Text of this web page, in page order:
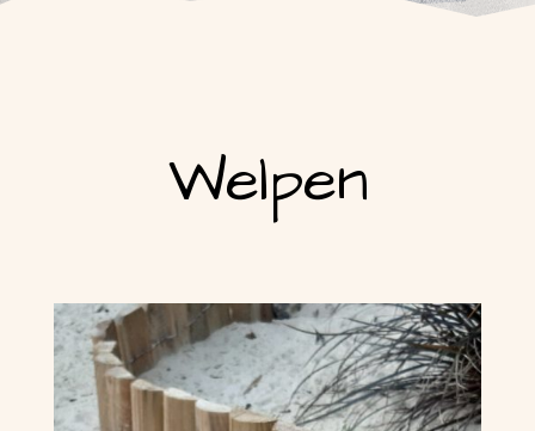
Welpen